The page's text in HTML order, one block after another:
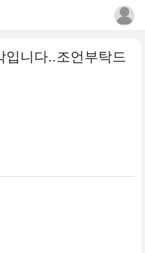
입니다..조언부탁드